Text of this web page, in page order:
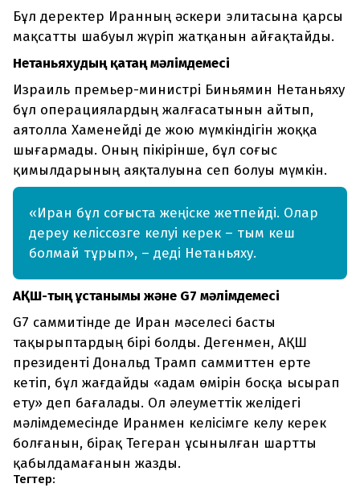
Бұл деректер Иранның әскери элитасына қарсы
мақсатты шабуыл жүріп жатқанын айғақтайды.
Нетаньяхудың қатаң мәлімдемесі
Израиль премьер-министрі Биньямин Нетаньяху
бұл операциялардың жалғасатынын айтып,
аятолла Хаменейді де жою мүмкіндігін жоққа
шығармады. Оның пікірінше, бұл соғыс
қимылдарының аяқталуына сеп болуы мүмкін.
«Иран бұл соғыста жеңіске жетпейді. Олар
дереу келіссөзге келуі керек – тым кеш
болмай тұрып», – деді Нетаньяху.
АҚШ-тың ұстанымы және G7 мәлімдемесі
G7 саммитінде де Иран мәселесі басты
тақырыптардың бірі болды. Дегенмен, АҚШ
президенті Дональд Трамп саммиттен ерте
кетіп, бұл жағдайды «адам өмірін босқа ысырап
ету» деп бағалады. Ол әлеуметтік желідегі
мәлімдемесінде Иранмен келісімге келу керек
болғанын, бірақ Тегеран ұсынылған шартты
қабылдамағанын жазды.
Тегтер: